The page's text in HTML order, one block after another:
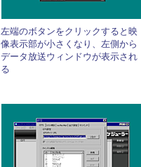
左端のボタンをクリックすると映
像表示部が小さくなり、左側から
データ放送ウィンドウが表示され
る